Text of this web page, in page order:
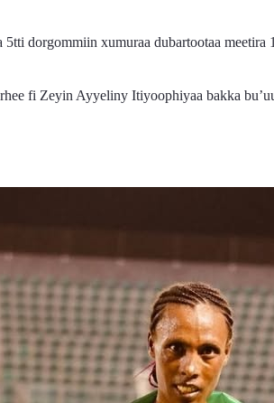
5tti dorgommiin xumuraa dubartootaa meetira
fi Zeyin Ayyeliny Itiyoophiyaa bakka